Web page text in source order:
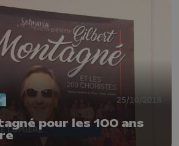
25/10/2018
pour les 100 ans